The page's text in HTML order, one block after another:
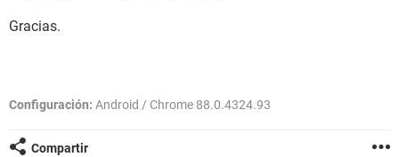
Gracias.
Configuración: Android / Chrome 88.0.4324.93
Compartir